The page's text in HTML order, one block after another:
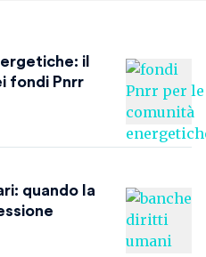
il
fondi Pnrr
quando la